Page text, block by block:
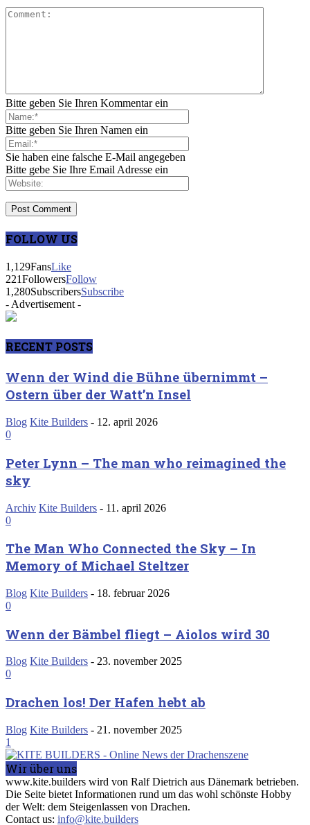
Bitte geben Sie Ihren Kommentar ein
Bitte geben Sie Ihren Namen ein
Sie haben eine falsche E-Mail angegeben
Bitte gebe Sie Ihre Email Adresse ein
FOLLOW US
1,129FansLike
221FollowersFollow
1,280SubscribersSubscribe
- Advertisement -
RECENT POSTS
Wenn der Wind die Bühne übernimmt –
Ostern über der Watt’n Insel
Blog Kite Builders - 12. april 2026
0
Peter Lynn – The man who reimagined the
sky
Archiv Kite Builders - 11. april 2026
0
The Man Who Connected the Sky – In
Memory of Michael Steltzer
Blog Kite Builders - 18. februar 2026
0
Wenn der Bämbel fliegt – Aiolos wird 30
Blog Kite Builders - 23. november 2025
0
Drachen los! Der Hafen hebt ab
Blog Kite Builders - 21. november 2025
1
Wir über uns
www.kite.builders wird von Ralf Dietrich aus Dänemark betrieben.
Die Seite bietet Informationen rund um das wohl schönste Hobby
der Welt: dem Steigenlassen von Drachen.
Contact us: info@kite.builders